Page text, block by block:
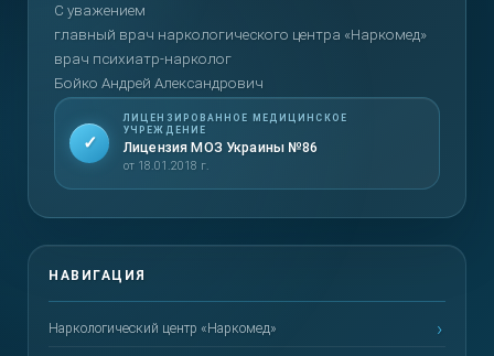
С уважением
главный врач наркологического центра «Наркомед»
врач психиатр-нарколог
Бойко Андрей Александрович
✓
ЛИЦЕНЗИРОВАННОЕ МЕДИЦИНСКОЕ
УЧРЕЖДЕНИЕ
Лицензия МОЗ Украины №86
от 18.01.2018 г.
Наркологический центр «Наркомед»